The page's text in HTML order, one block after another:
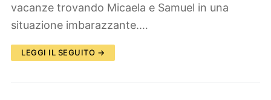
vacanze trovando Micaela e Samuel in una
situazione imbarazzante.…
LEGGI IL SEGUITO →